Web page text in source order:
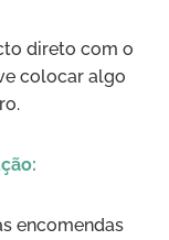
direto com o
colocar algo
encomendas